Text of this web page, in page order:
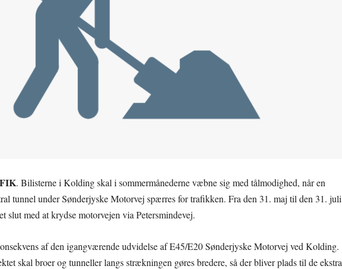
. Bilisterne i Kolding skal i sommermånederne væbne sig med tålmodighed, når en
tunnel under Sønderjyske Motorvej spærres for trafikken. Fra den 31. maj til den 31. juli
slut med at krydse motorvejen via Petersmindevej.
af den igangværende udvidelse af E45/E20 Sønderjyske Motorvej ved Kolding.
skal broer og tunneller langs strækningen gøres bredere, så der bliver plads til de ekstra